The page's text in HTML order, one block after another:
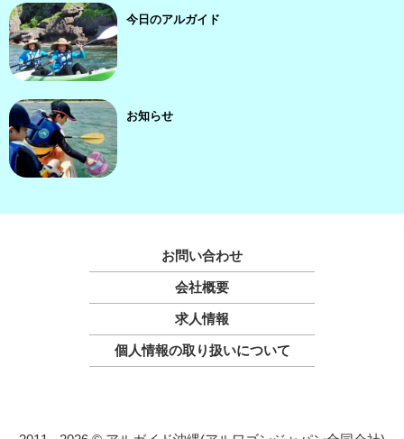
今日のアルガイド
お知らせ
お問い合わせ
会社概要
求人情報
個人情報の取り扱いについて